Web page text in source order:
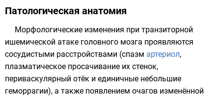
Патологическая анатомия
Морфологические изменения при транзиторной
ишемической атаке головного мозга проявляются
сосудистыми расстройствами (спазм артериол,
плазматическое просачивание их стенок,
периваскулярный отёк и единичные небольшие
геморрагии), а также появлением очагов изменённой